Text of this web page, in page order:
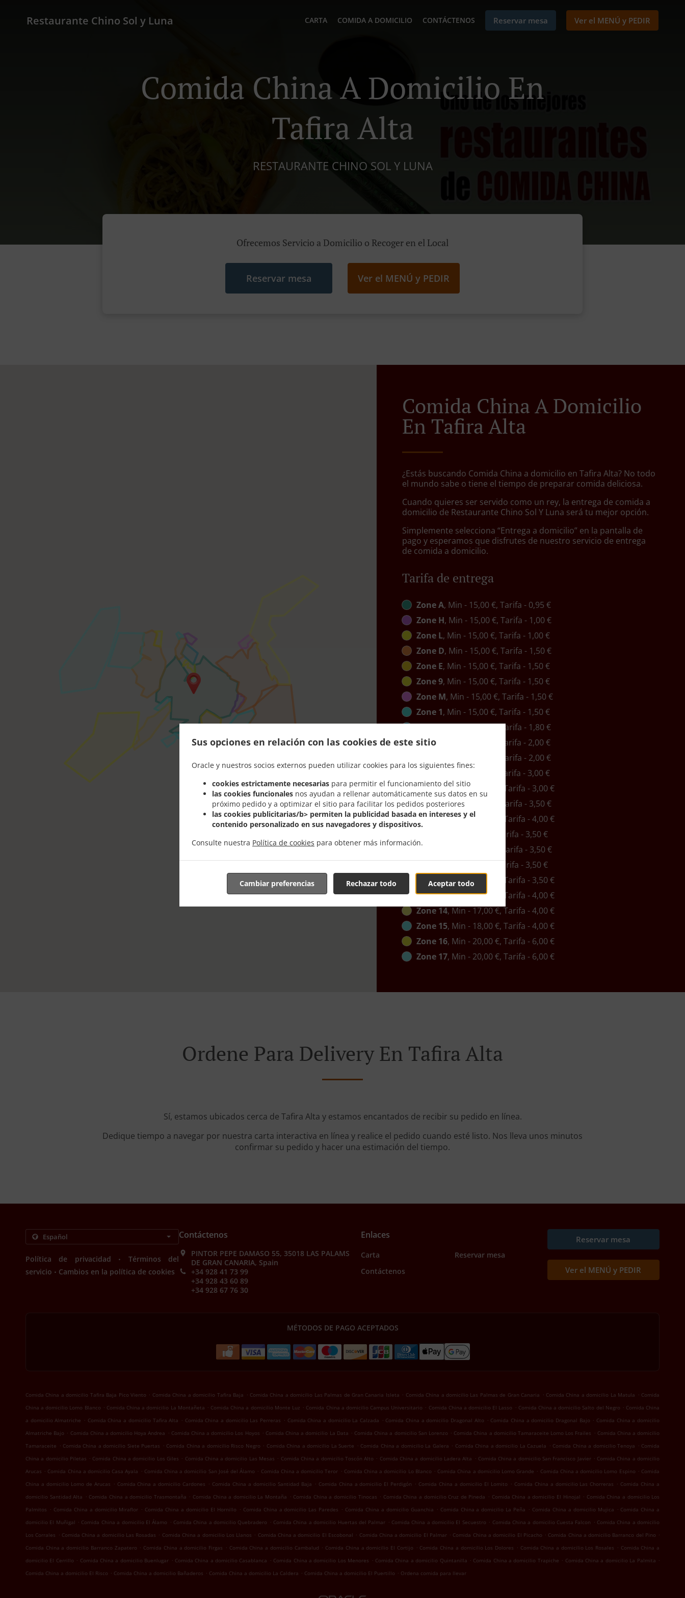
Sus opciones en relación con las cookies de este sitio
Oracle y nuestros socios externos pueden utilizar cookies para los siguientes fines:
cookies estrictamente necesarias para permitir el funcionamiento del sitio
las cookies funcionales nos ayudan a rellenar automáticamente sus datos en su
próximo pedido y a optimizar el sitio para facilitar los pedidos posteriores
las cookies publicitarias/b> permiten la publicidad basada en intereses y el
contenido personalizado en sus navegadores y dispositivos.
Consulte nuestra Política de cookies para obtener más información.
Aceptar todo
Rechazar todo
Cambiar preferencias
Restaurante Chino Sol y Luna CARTA COMIDA A DOMICILIO CONTÁCTENOS Reservar mesa Ver el MENÚ y PEDIR
Comida China A Domicilio En
Tafira Alta
RESTAURANTE CHINO SOL Y LUNA
Ofrecemos Servicio a Domicilio o Recoger en el Local
Reservar mesa Ver el MENÚ y PEDIR
Comida China A Domicilio
En Tafira Alta
¿Estás buscando Comida China a domicilio en Tafira Alta? No todo
el mundo sabe o tiene el tiempo de preparar comida deliciosa.
Cuando quieres ser servido como un rey, la entrega de comida a
domicilio de Restaurante Chino Sol Y Luna será tu mejor opción.
Simplemente selecciona “Entrega a domicilio” en la pantalla de
pago y esperamos que disfrutes de nuestro servicio de entrega
de comida a domicilio.
Tarifa de entrega
Zone A, Min - 15,00 €, Tarifa - 0,95 €
Zone H, Min - 15,00 €, Tarifa - 1,00 €
Zone L, Min - 15,00 €, Tarifa - 1,00 €
Zone D, Min - 15,00 €, Tarifa - 1,50 €
Zone E, Min - 15,00 €, Tarifa - 1,50 €
Zone 9, Min - 15,00 €, Tarifa - 1,50 €
Zone M, Min - 15,00 €, Tarifa - 1,50 €
Zone 1, Min - 15,00 €, Tarifa - 1,50 €
Zone B, Min - 15,00 €, Tarifa - 1,80 €
Zone C
, Min - 15,00 €, Tarifa - 2,00 €
, Min - 15,00 €, Tarifa - 2,00 €
Zone 2
, Min - 15,00 €, Tarifa - 3,00 €
Zone 12, Min - 15,00 €, Tarifa - 3,00 €
Zone G, Min - 15,00 €, Tarifa - 3,50 €
Zone 13, Min - 15,00 €, Tarifa - 4,00 €
, Min - 16,00 €, Tarifa - 3,50 €
, Min - 16,00 €, Tarifa - 3,50 €
, Min - 16,00 €, Tarifa - 3,50 €
Zone 10, Min - 16,00 €, Tarifa - 3,50 €
Zone 11, Min - 16,00 €, Tarifa - 4,00 €
Zone 14, Min - 17,00 €, Tarifa - 4,00 €
Zone 15, Min - 18,00 €, Tarifa - 4,00 €
Zone 16, Min - 20,00 €, Tarifa - 6,00 €
Zone 17, Min - 20,00 €, Tarifa - 6,00 €
Ordene Para Delivery En Tafira Alta
Sí, estamos ubicados cerca de Tafira Alta y estamos encantados de recibir su pedido en línea.
Dedique tiempo a navegar por nuestra carta interactiva en línea y realice el pedido cuando esté listo. Nos lleva unos minutos
confirmar su pedido y hacer una estimación del tiempo.
Política de privacidad .
Términos del
servicio . Cambios en la política de cookies
Contáctenos
PINTOR PEPE DAMASO 55, 35018 LAS PALAMS
DE GRAN CANARIA, Spain
+34 928 41 73 99
+34 928 43 60 89
+34 928 67 76 30
Enlaces
Carta
Reservar mesa
Contáctenos
Reservar mesa
Ver el MENÚ y PEDIR
MÉTODOS DE PAGO ACEPTADOS
Comida China a domicilio Tafira Baja Pico Viento . Comida China a domicilio Tafira Baja . Comida China a domicilio Las Palmas de Gran Canaria Isleta . Comida China a domicilio Las Palmas de Gran Canaria . Comida China a domicilio La Matula . Comida
China a domicilio Lomo Blanco . Comida China a domicilio La Montañeta . Comida China a domicilio Monte Luz . Comida China a domicilio Campus Universitario . Comida China a domicilio El Lasso . Comida China a domicilio Salto del Negro . Comida China
a domicilio Almatriche . Comida China a domicilio Tafira Alta . Comida China a domicilio Las Perreras . Comida China a domicilio La Calzada . Comida China a domicilio Dragonal Alto . Comida China a domicilio Dragonal Bajo . Comida China a domicilio
Almatriche Bajo . Comida China a domicilio Hoya Andrea . Comida China a domicilio Los Hoyos . Comida China a domicilio La Data . Comida China a domicilio San Lorenzo . Comida China a domicilio Tamaraceite Lomo Los Frailes . Comida China a domicilio
Tamaraceite . Comida China a domicilio Siete Puertas . Comida China a domicilio Risco Negro . Comida China a domicilio La Suerte . Comida China a domicilio La Galera . Comida China a domicilio La Cazuela . Comida China a domicilio Tenoya . Comida
China a domicilio Piletas . Comida China a domicilio Los Giles . Comida China a domicilio Las Mesas . Comida China a domicilio Toscón Alto . Comida China a domicilio Ladera Alta . Comida China a domicilio San Francisco Javier . Comida China a domicilio
Arucas . Comida China a domicilio Casa Ayala . Comida China a domicilio San José del Álamo . Comida China a domicilio Teror . Comida China a domicilio Lo Blanco . Comida China a domicilio Lomo Grande . Comida China a domicilio Lomo Espino . Comida
China a domicilio Lomo de Arucas . Comida China a domicilio Cardones . Comida China a domicilio Santidad Baja . Comida China a domicilio El Perdigón . Comida China a domicilio El Lomito . Comida China a domicilio Las Chorreras . Comida China a
domicilio Santidad Alta . Comida China a domicilio Trasmontaña . Comida China a domicilio La Montaña . Comida China a domicilio Tinocas . Comida China a domicilio Cruz de Pineda . Comida China a domicilio El Hinojal . Comida China a domicilio Los
Palmitos . Comida China a domicilio Miraflor . Comida China a domicilio El Hornillo . Comida China a domicilio Las Paredes . Comida China a domicilio Guanchia . Comida China a domicilio La Peña . Comida China a domicilio Mujica . Comida China a
domicilio El Muñigal . Comida China a domicilio El Álamo . Comida China a domicilio Quebradero . Comida China a domicilio Huertas del Palmar . Comida China a domicilio El Secuestro . Comida China a domicilio Cuesta Falcon . Comida China a domicilio
Los Corrales . Comida China a domicilio Las Rosadas . Comida China a domicilio Los Llanos . Comida China a domicilio El Escobonal . Comida China a domicilio El Palmar . Comida China a domicilio El Picacho . Comida China a domicilio Barranco del Pino .
Comida China a domicilio Barranco Zapatero . Comida China a domicilio Firgas . Comida China a domicilio Cambalud . Comida China a domicilio El Cortijo . Comida China a domicilio Los Dolores . Comida China a domicilio Los Rosales . Comida China a
domicilio El Cerrillo . Comida China a domicilio Buenlugar . Comida China a domicilio Casablanca . Comida China a domicilio Los Menores . Comida China a domicilio Quintanilla . Comida China a domicilio Trapiche . Comida China a domicilio La Palmita .
Comida China a domicilio El Risco . Comida China a domicilio Bañaderos . Comida China a domicilio La Caldera . Comida China a domicilio El Puertillo . Ordena comida para llevar